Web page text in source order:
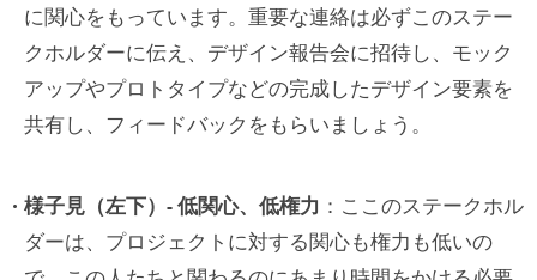
に関心をもっています。重要な連絡は必ずこのステー
クホルダーに伝え、デザイン報告会に招待し、モック
アップやプロトタイプなどの完成したデザイン要素を
共有し、フィードバックをもらいましょう。
様子見（左下）- 低関心、低権力 ：ここのステークホル
ダーは、プロジェクトに対する関心も権力も低いの